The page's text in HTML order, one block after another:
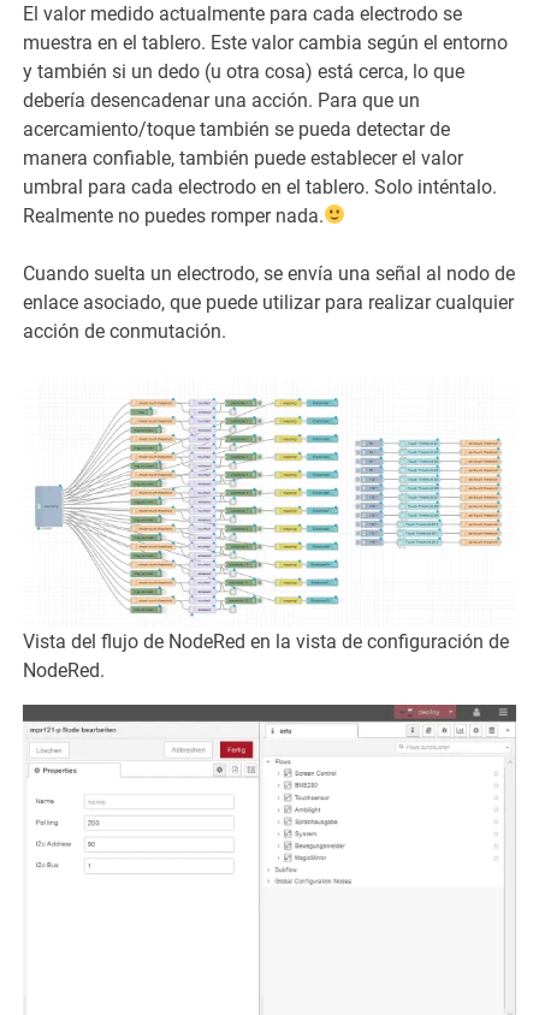
El valor medido actualmente para cada electrodo se
muestra en el tablero. Este valor cambia según el entorno
y también si un dedo (u otra cosa) está cerca, lo que
debería desencadenar una acción. Para que un
acercamiento/toque también se pueda detectar de
manera confiable, también puede establecer el valor
umbral para cada electrodo en el tablero. Solo inténtalo.
Realmente no puedes romper nada.
Cuando suelta un electrodo, se envía una señal al nodo de
enlace asociado, que puede utilizar para realizar cualquier
acción de conmutación.
Vista del flujo de NodeRed en la vista de configuración de
NodeRed.